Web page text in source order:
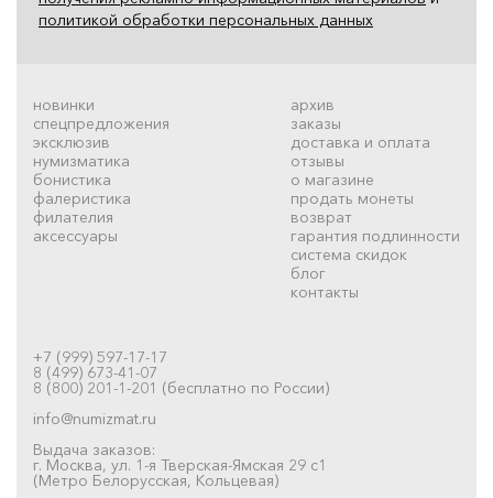
политикой обработки персональных данных
новинки
спецпредложения
эксклюзив
нумизматика
бонистика
фалеристика
филателия
аксессуары
архив
заказы
доставка и оплата
отзывы
о магазине
продать монеты
возврат
гарантия подлинности
система скидок
блог
контакты
+7 (999) 597-17-17
8 (499) 673-41-07
8 (800) 201-1-201 (бесплатно по России)
info@numizmat.ru
Выдача заказов:
г. Москва, ул. 1-я Тверская-Ямская 29 с1
(Метро Белорусская, Кольцевая)